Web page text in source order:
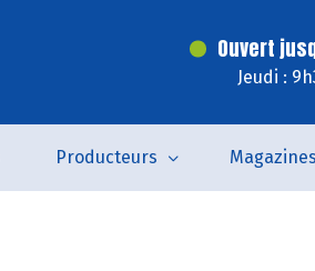
Ouvert
Jeudi :
Producteurs Magazines